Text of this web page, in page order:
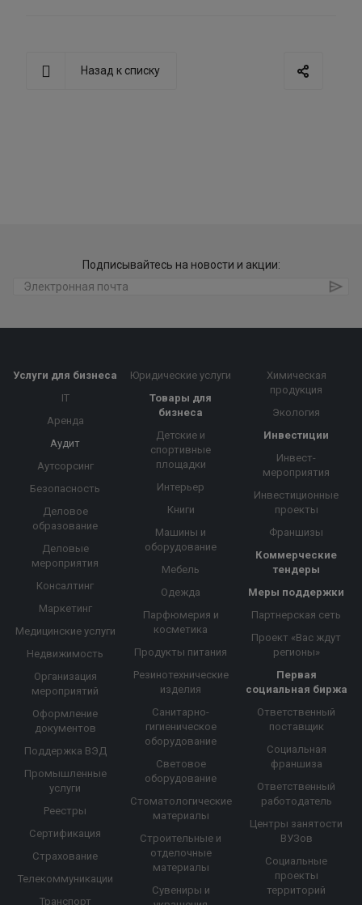
Назад к списку
Подписывайтесь на новости и акции:
Услуги для бизнеса
IT
Аренда
Аудит
Аутсорсинг
Безопасность
Деловое
образование
Деловые
мероприятия
Консалтинг
Маркетинг
Медицинские услуги
Недвижимость
Организация
мероприятий
Оформление
документов
Поддержка ВЭД
Промышленные
услуги
Реестры
Сертификация
Страхование
Телекоммуникации
Транспорт
Юридические услуги
Товары для
бизнеса
Детские и
спортивные
площадки
Интерьер
Книги
Машины и
оборудование
Мебель
Одежда
Парфюмерия и
косметика
Продукты питания
Резинотехнические
изделия
Санитарно-
гигиеническое
оборудование
Световое
оборудование
Стоматологические
материалы
Строительные и
отделочные
материалы
Сувениры и
Химическая
продукция
Экология
Инвестиции
Инвест-
мероприятия
Инвестиционные
проекты
Франшизы
Коммерческие
тендеры
Меры поддержки
Партнерская сеть
Проект «Вас ждут
регионы»
Первая
социальная биржа
Ответственный
поставщик
Социальная
франшиза
Ответственный
работодатель
Центры занятости
ВУЗов
Социальные
проекты
территорий